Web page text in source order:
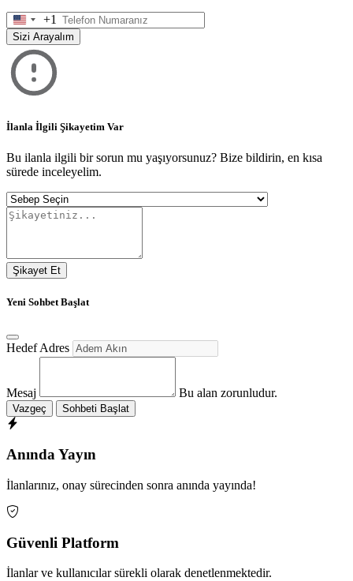
United
States
+1
+1
Sizi Arayalım
İlanla İlgili Şikayetim Var
Bu ilanla ilgili bir sorun mu yaşıyorsunuz? Bize bildirin, en kısa
sürede inceleyelim.
Şikayet Et
Yeni Sohbet Başlat
Hedef Adres
Mesaj Bu alan zorunludur.
Vazgeç Sohbeti Başlat
Anında Yayın
İlanlarınız, onay sürecinden sonra anında yayında!
Güvenli Platform
İlanlar ve kullanıcılar sürekli olarak denetlenmektedir.